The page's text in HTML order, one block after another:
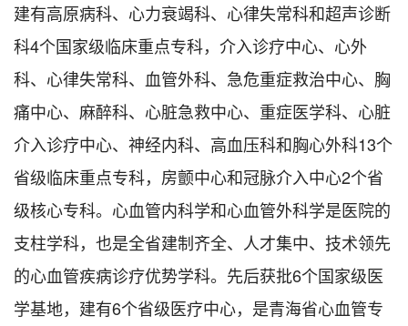
建有高原病科、心力衰竭科、心律失常科和超声诊断
科4个国家级临床重点专科，介入诊疗中心、心外
科、心律失常科、血管外科、急危重症救治中心、胸
痛中心、麻醉科、心脏急救中心、重症医学科、心脏
介入诊疗中心、神经内科、高血压科和胸心外科13个
省级临床重点专科，房颤中心和冠脉介入中心2个省
级核心专科。心血管内科学和心血管外科学是医院的
支柱学科，也是全省建制齐全、人才集中、技术领先
的心血管疾病诊疗优势学科。先后获批6个国家级医
学基地，建有6个省级医疗中心，是青海省心血管专